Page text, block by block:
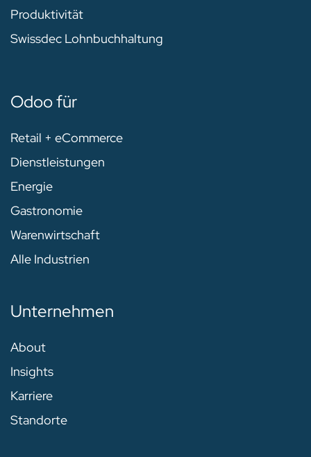
Produktivität
Swissdec Lohnbuchhaltung
Odoo für
Retail + eCommerce
Dienstleistungen
Energie
Gastronomie
Warenwirtschaft
Alle Industrien
Unternehmen
About
Insights
Karriere
Standorte